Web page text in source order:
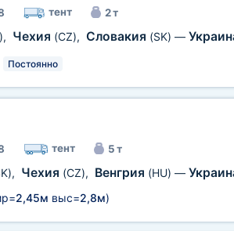
тент 2 т
, Чехия (CZ), Словакия (SK) —
Постоянно
тент 5 т
, Чехия (CZ), Венгрия (HU) —
2,45м выс=2,8м)